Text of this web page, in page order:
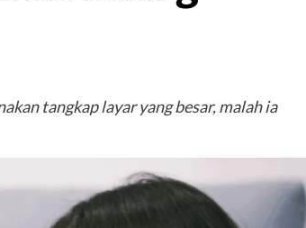
tangkap layar yang besar, malah ia